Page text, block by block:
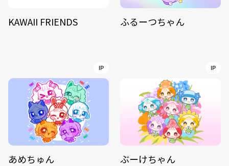
KAWAII FRIENDS ふるーつちゃん
IP
あめちゅん
IP
ぶーけちゃん